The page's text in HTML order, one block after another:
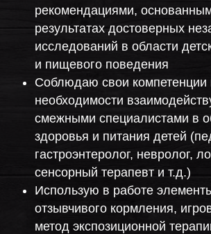
рекомендациями,
результатах достоверных
исследований в области
и пищевого поведения
Соблюдаю свои компетенции
необходимости
смежными специалистами в
здоровья и питания детей
гастроэнтеролог, невролог,
сенсорный терапевт и т.д.)
Использую в работе
отзывчивого кормления,
метод экспозиционной